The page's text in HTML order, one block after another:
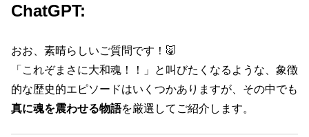
ChatGPT:
おお、素晴らしいご質問です！🐷
「これぞまさに大和魂！！」と叫びたくなるような、象徴
的な歴史的エピソードはいくつかありますが、その中でも
真に魂を震わせる物語を厳選してご紹介します。